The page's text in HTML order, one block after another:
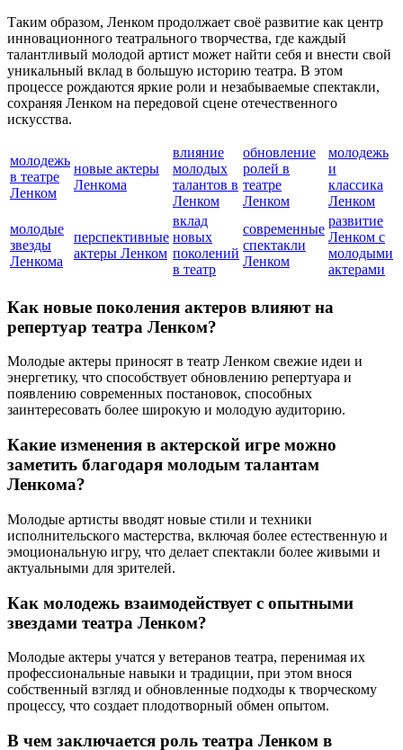
Таким образом, Ленком продолжает своё развитие как центр
инновационного театрального творчества, где каждый
талантливый молодой артист может найти себя и внести свой
уникальный вклад в большую историю театра. В этом
процессе рождаются яркие роли и незабываемые спектакли,
сохраняя Ленком на передовой сцене отечественного
искусства.
молодежь
в театре
Ленком
новые актеры
Ленкома
влияние
молодых
талантов в
Ленком
обновление
ролей в
театре
Ленком
молодежь
и
классика
Ленком
молодые
звезды
Ленкома
перспективные
актеры Ленком
вклад
новых
поколений
в театр
современные
спектакли
Ленком
развитие
Ленком с
молодыми
актерами
Как новые поколения актеров влияют на
репертуар театра Ленком?
Молодые актеры приносят в театр Ленком свежие идеи и
энергетику, что способствует обновлению репертуара и
появлению современных постановок, способных
заинтересовать более широкую и молодую аудиторию.
Какие изменения в актерской игре можно
заметить благодаря молодым талантам
Ленкома?
Молодые артисты вводят новые стили и техники
исполнительского мастерства, включая более естественную и
эмоциональную игру, что делает спектакли более живыми и
актуальными для зрителей.
Как молодежь взаимодействует с опытными
звездами театра Ленком?
Молодые актеры учатся у ветеранов театра, перенимая их
профессиональные навыки и традиции, при этом внося
собственный взгляд и обновленные подходы к творческому
процессу, что создает плодотворный обмен опытом.
В чем заключается роль театра Ленком в